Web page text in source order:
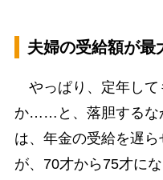
夫婦の受給額が最
やっぱり、定年して
か……と、落胆するな
は、年金の受給を遅
が、70才から75才に